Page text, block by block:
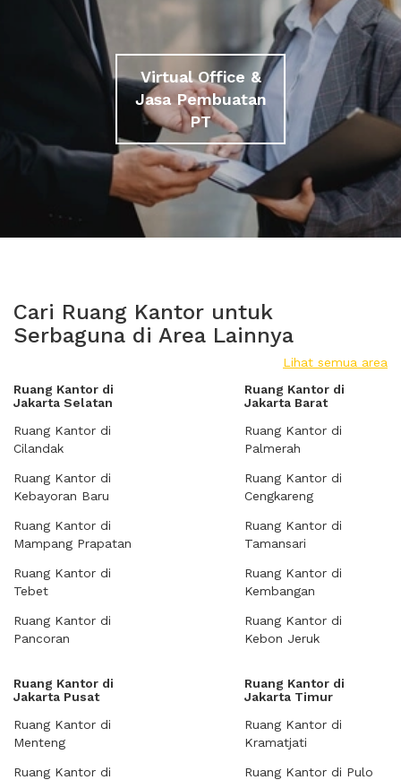
Virtual Office &
Jasa Pembuatan
PT
Cari Ruang Kantor untuk
Serbaguna di Area Lainnya
Lihat semua area
Ruang Kantor di
Jakarta Selatan
Ruang Kantor di
Cilandak
Ruang Kantor di
Kebayoran Baru
Ruang Kantor di
Mampang Prapatan
Ruang Kantor di
Tebet
Ruang Kantor di
Pancoran
Ruang Kantor di
Jakarta Barat
Ruang Kantor di
Palmerah
Ruang Kantor di
Cengkareng
Ruang Kantor di
Tamansari
Ruang Kantor di
Kembangan
Ruang Kantor di
Kebon Jeruk
Ruang Kantor di
Jakarta Pusat
Ruang Kantor di
Menteng
Ruang Kantor di
Ruang Kantor di
Jakarta Timur
Ruang Kantor di
Kramatjati
Ruang Kantor di Pulo